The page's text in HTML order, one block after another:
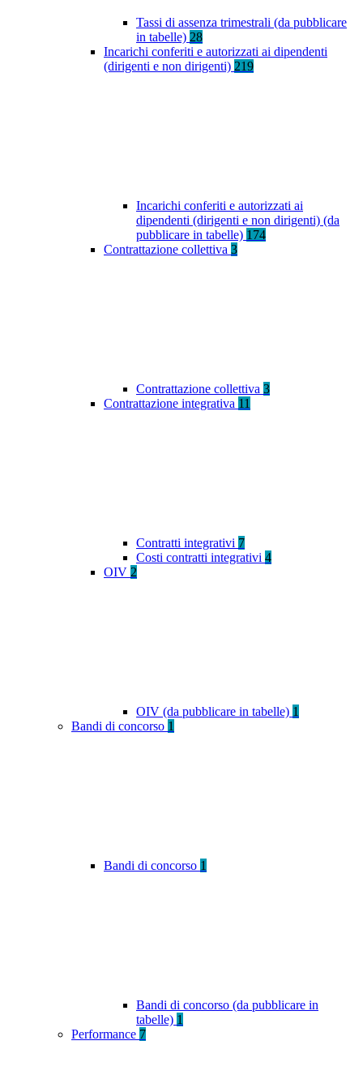
Tassi di assenza trimestrali (da pubblicare
in tabelle) 28
Incarichi conferiti e autorizzati ai dipendenti
(dirigenti e non dirigenti) 219
Incarichi conferiti e autorizzati ai
dipendenti (dirigenti e non dirigenti) (da
pubblicare in tabelle) 174
Contrattazione collettiva 3
Contrattazione collettiva 3
Contrattazione integrativa 11
Contratti integrativi 7
Costi contratti integrativi 4
OIV 2
OIV (da pubblicare in tabelle) 1
Bandi di concorso 1
Bandi di concorso 1
Bandi di concorso (da pubblicare in
tabelle) 1
Performance 7